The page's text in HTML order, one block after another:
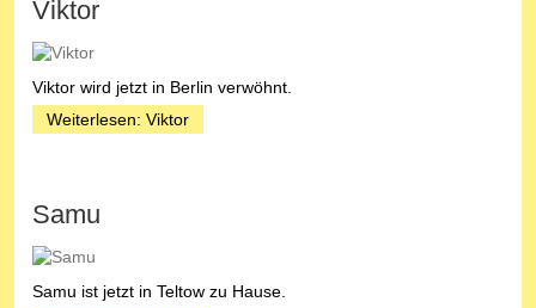
Viktor
Viktor wird jetzt in Berlin verwöhnt.
Weiterlesen: Viktor
Samu
Samu ist jetzt in Teltow zu Hause.